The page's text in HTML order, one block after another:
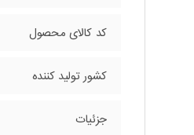
کد کالای محصول
کشور تولید کننده
جزئیات